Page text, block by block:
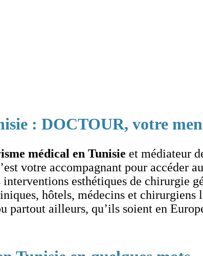
: DOCTOUR, votre
médical en Tunisie et médiateur
votre accompagnant pour accéder
esthétiques de chirurgie
hôtels, médecins et chirurgiens
partout ailleurs, qu’ils soient en